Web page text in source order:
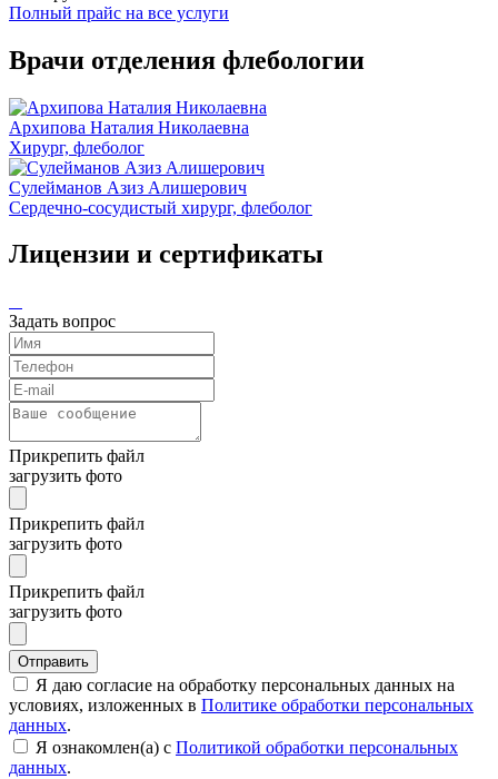
Полный прайс на все услуги
Врачи отделения флебологии
Архипова Наталия Николаевна
Хирург, флеболог
Сулейманов Азиз Алишерович
Сердечно-сосудистый хирург, флеболог
Лицензии и сертификаты
Задать вопрос
Прикрепить файл
загрузить фото
Прикрепить файл
загрузить фото
Прикрепить файл
загрузить фото
Отправить
Я даю согласие на обработку персональных данных на
условиях, изложенных в Политике обработки персональных
данных.
Я ознакомлен(а) с Политикой обработки персональных
данных.